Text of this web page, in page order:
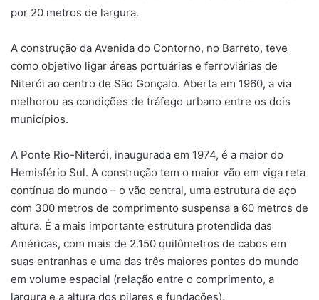
por 20 metros de largura.
A construção da Avenida do Contorno, no Barreto, teve
como objetivo ligar áreas portuárias e ferroviárias de
Niterói ao centro de São Gonçalo. Aberta em 1960, a via
melhorou as condições de tráfego urbano entre os dois
municípios.
A Ponte Rio-Niterói, inaugurada em 1974, é a maior do
Hemisfério Sul. A construção tem o maior vão em viga reta
contínua do mundo – o vão central, uma estrutura de aço
com 300 metros de comprimento suspensa a 60 metros de
altura. É a mais importante estrutura protendida das
Américas, com mais de 2.150 quilômetros de cabos em
suas entranhas e uma das três maiores pontes do mundo
em volume espacial (relação entre o comprimento, a
largura e a altura dos pilares e fundações).